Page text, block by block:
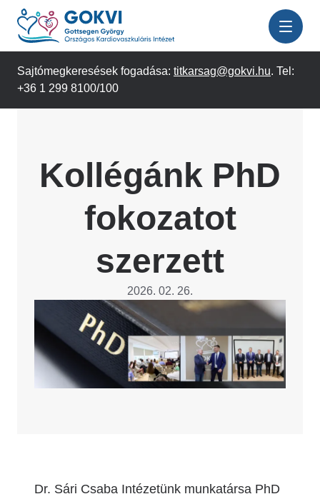
Ugrás
tartalomra
Sajtómegkeresések fogadása: titkarsag@gokvi.hu. Tel:
+36 1 299 8100/100
Kollégánk PhD
fokozatot
szerzett
2026. 02. 26.
Dr. Sári Csaba Intézetünk munkatársa PhD